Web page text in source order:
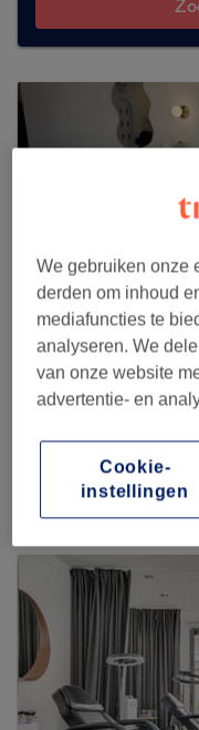
Belgiëlei 174-176,
We gebruiken onze
derden om inhoud
mediafuncties te
analyseren. We
van onze website
advertentie- en
Cookie-
instellingen